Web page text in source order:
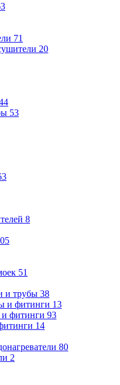
71
20
53
8
51
и трубы 38
и фитинги 13
фитинги 93
14
80
2